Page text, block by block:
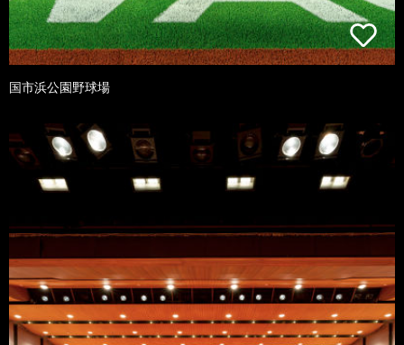
国市浜公園野球場